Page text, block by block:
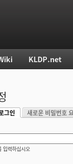
그인
새로운 비밀번호
입력하십시오
KLDP.net